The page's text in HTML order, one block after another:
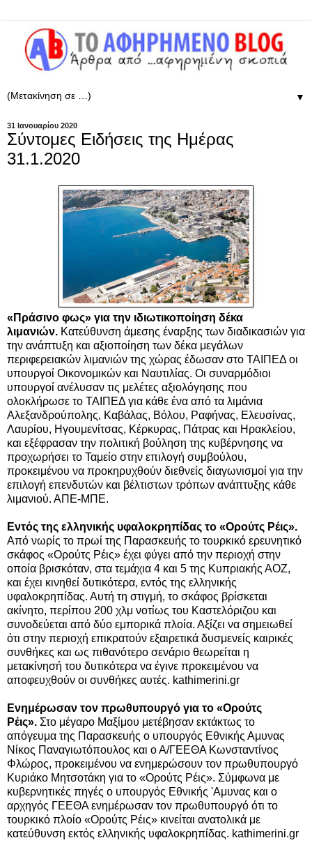
▼
31 Ιανουαρίου 2020
Σύντομες Ειδήσεις της Ημέρας
31.1.2020
«Πράσινο φως» για την ιδιωτικοποίηση δέκα
λιμανιών. Κατεύθυνση άμεσης έναρξης των διαδικασιών για
την ανάπτυξη και αξιοποίηση των δέκα μεγάλων
περιφερειακών λιμανιών της χώρας έδωσαν στο ΤΑΙΠΕΔ οι
υπουργοί Οικονομικών και Ναυτιλίας. Oι συναρμόδιοι
υπουργοί ανέλυσαν τις μελέτες αξιολόγησης που
ολοκλήρωσε το ΤΑΙΠΕΔ για κάθε ένα από τα λιμάνια
Αλεξανδρούπολης, Καβάλας, Βόλου, Ραφήνας, Ελευσίνας,
Λαυρίου, Ηγουμενίτσας, Κέρκυρας, Πάτρας και Ηρακλείου,
και εξέφρασαν την πολιτική βούληση της κυβέρνησης να
προχωρήσει το Ταμείο στην επιλογή συμβούλου,
προκειμένου να προκηρυχθούν διεθνείς διαγωνισμοί για την
επιλογή επενδυτών και βέλτιστων τρόπων ανάπτυξης κάθε
λιμανιού. ΑΠΕ-ΜΠΕ.
Εντός της ελληνικής υφαλοκρηπίδας το «Ορούτς Ρέις».
Από νωρίς το πρωί της Παρασκευής το τουρκικό ερευνητικό
σκάφος «Ορούτς Ρέις» έχει φύγει από την περιοχή στην
οποία βρισκόταν, στα τεμάχια 4 και 5 της Κυπριακής ΑΟΖ,
και έχει κινηθεί δυτικότερα, εντός της ελληνικής
υφαλοκρηπίδας. Αυτή τη στιγμή, το σκάφος βρίσκεται
ακίνητο, περίπου 200 χλμ νοτίως του Καστελόριζου και
συνοδεύεται από δύο εμπορικά πλοία. Αξίζει να σημειωθεί
ότι στην περιοχή επικρατούν εξαιρετικά δυσμενείς καιρικές
συνθήκες και ως πιθανότερο σενάριο θεωρείται η
μετακίνησή του δυτικότερα να έγινε προκειμένου να
αποφευχθούν οι συνθήκες αυτές. kathimerini.gr
Ενημέρωσαν τον πρωθυπουργό για το «Ορούτς
Ρέις». Στο μέγαρο Μαξίμου μετέβησαν εκτάκτως το
απόγευμα της Παρασκευής ο υπουργός Εθνικής Αμυνας
Νίκος Παναγιωτόπουλος και ο Α/ΓΕΕΘΑ Κωνσταντίνος
Φλώρος, προκειμένου να ενημερώσουν τον πρωθυπουργό
Κυριάκο Μητσοτάκη για το «Ορούτς Ρέις». Σύμφωνα με
κυβερνητικές πηγές ο υπουργός Εθνικής 'Αμυνας και ο
αρχηγός ΓΕΕΘΑ ενημέρωσαν τον πρωθυπουργό ότι το
τουρκικό πλοίο «Ορούτς Ρέις» κινείται ανατολικά με
κατεύθυνση εκτός ελληνικής υφαλοκρηπίδας. kathimerini.gr